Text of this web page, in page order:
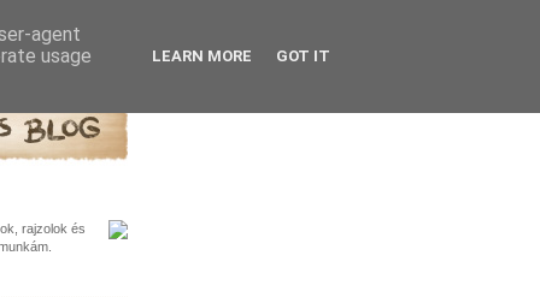
rajzolok és
agent
usage
LEARN MORE GOT IT